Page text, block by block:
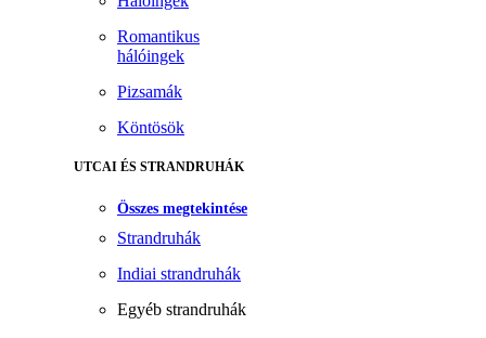
Romantikus
hálóingek
Pizsamák
Köntösök
UTCAI ÉS STRANDRUHÁK
Összes megtekintése
Strandruhák
Indiai strandruhák
Egyéb strandruhák